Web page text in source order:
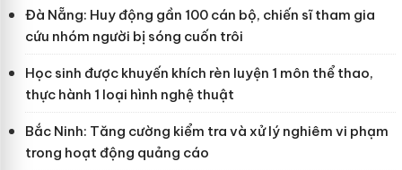
Đà Nẵng: Huy động gần 100 cán bộ, chiến sĩ tham gia
cứu nhóm người bị sóng cuốn trôi
Học sinh được khuyến khích rèn luyện 1 môn thể thao,
thực hành 1 loại hình nghệ thuật
Bắc Ninh: Tăng cường kiểm tra và xử lý nghiêm vi phạm
trong hoạt động quảng cáo